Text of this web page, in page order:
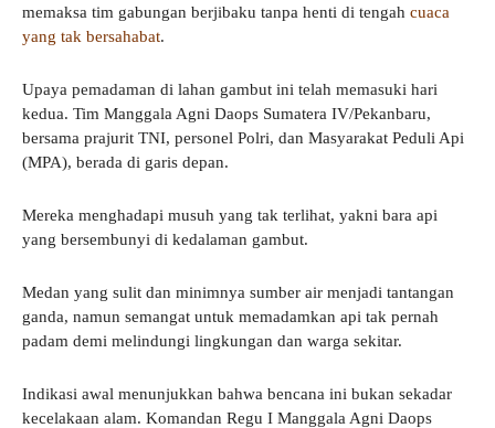
memaksa tim gabungan berjibaku tanpa henti di tengah cuaca
yang tak bersahabat.
Upaya pemadaman di lahan gambut ini telah memasuki hari
kedua. Tim Manggala Agni Daops Sumatera IV/Pekanbaru,
bersama prajurit TNI, personel Polri, dan Masyarakat Peduli Api
(MPA), berada di garis depan.
Mereka menghadapi musuh yang tak terlihat, yakni bara api
yang bersembunyi di kedalaman gambut.
Medan yang sulit dan minimnya sumber air menjadi tantangan
ganda, namun semangat untuk memadamkan api tak pernah
padam demi melindungi lingkungan dan warga sekitar.
Indikasi awal menunjukkan bahwa bencana ini bukan sekadar
kecelakaan alam. Komandan Regu I Manggala Agni Daops